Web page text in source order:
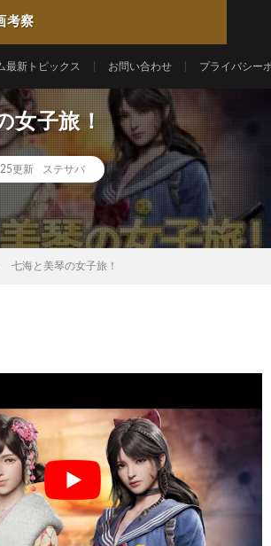
考察
最新トピックス お問い合わせ プライバシー
女子旅！
更新 ステサバ
七海と美琴の女子旅！